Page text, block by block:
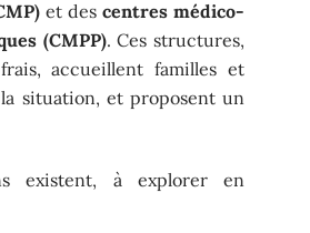
et des centres médico-
(CMPP). Ces structures,
accueillent familles et
situation, et proposent un
existent, à explorer en